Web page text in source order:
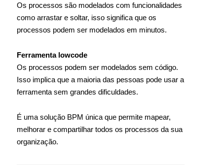
Os processos são modelados com funcionalidades
como arrastar e soltar, isso significa que os
processos podem ser modelados em minutos.
Ferramenta lowcode
Os processos podem ser modelados sem código.
Isso implica que a maioria das pessoas pode usar a
ferramenta sem grandes dificuldades.
É uma solução BPM única que permite mapear,
melhorar e compartilhar todos os processos da sua
organização.